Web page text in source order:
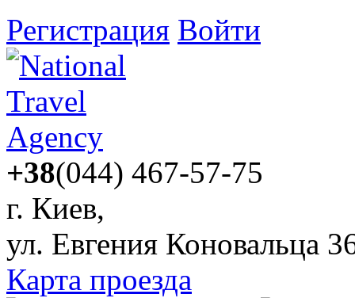
Регистрация Войти
+38(044) 467-57-75
г. Киев,
ул. Евгения Коновальца
Карта проезда